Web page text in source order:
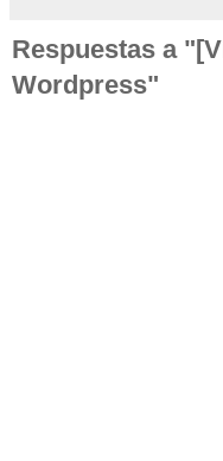
Respuestas a
Wordpress"